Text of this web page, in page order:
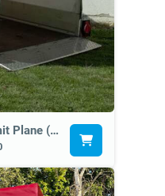
Absenkanhänger groß mit Plane (7k)